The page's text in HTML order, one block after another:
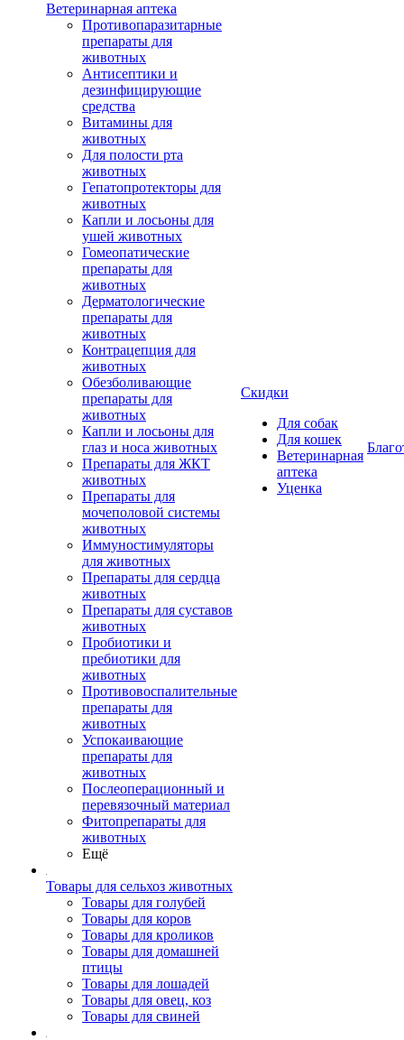
Ветеринарная аптека
Противопаразитарные
препараты для
животных
Антисептики и
дезинфицирующие
средства
Витамины для
животных
Для полости рта
животных
Гепатопротекторы для
животных
Капли и лосьоны для
ушей животных
Гомеопатические
препараты для
животных
Дерматологические
препараты для
животных
Контрацепция для
животных
Обезболивающие
препараты для
животных
Капли и лосьоны для
глаз и носа животных
Препараты для ЖКТ
животных
Препараты для
мочеполовой системы
животных
Иммуностимуляторы
для животных
Препараты для сердца
животных
Препараты для суставов
животных
Пробиотики и
пребиотики для
животных
Противовоспалительные
препараты для
животных
Успокаивающие
препараты для
животных
Послеоперационный и
перевязочный материал
Фитопрепараты для
животных
Ещё
Товары для сельхоз животных
Товары для голубей
Товары для коров
Товары для кроликов
Товары для домашней
птицы
Товары для лошадей
Товары для овец, коз
Товары для свиней
Скидки
Для собак
Для кошек
Ветеринарная
аптека
Уценка